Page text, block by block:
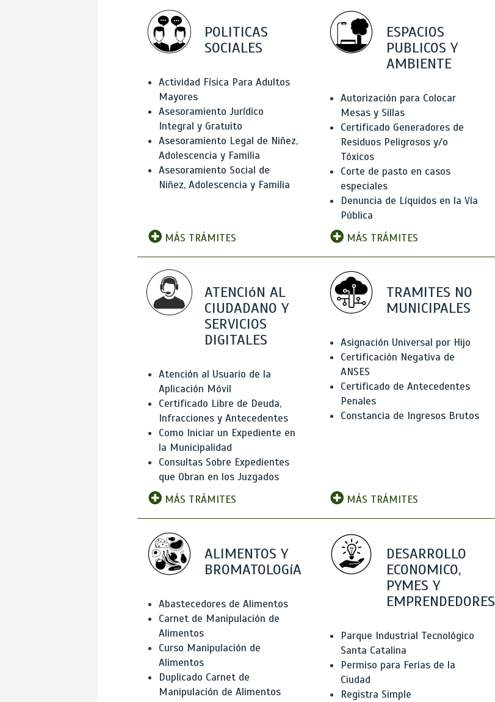
POLITICAS
SOCIALES
Actividad Física Para Adultos
Mayores
Asesoramiento Jurídico
Integral y Gratuito
Asesoramiento Legal de Niñez,
Adolescencia y Familia
Asesoramiento Social de
Niñez, Adolescencia y Familia
MÁS TRÁMITES
ESPACIOS
PUBLICOS Y
AMBIENTE
Autorización para Colocar
Mesas y Sillas
Certificado Generadores de
Residuos Peligrosos y/o
Tóxicos
Corte de pasto en casos
especiales
Denuncia de Líquidos en la Vía
Pública
MÁS TRÁMITES
ATENCIóN AL
CIUDADANO Y
SERVICIOS
DIGITALES
Atención al Usuario de la
Aplicación Móvil
Certificado Libre de Deuda,
Infracciones y Antecedentes
Como Iniciar un Expediente en
la Municipalidad
Consultas Sobre Expedientes
que Obran en los Juzgados
MÁS TRÁMITES
TRAMITES NO
MUNICIPALES
Asignación Universal por Hijo
Certificación Negativa de
ANSES
Certificado de Antecedentes
Penales
Constancia de Ingresos Brutos
MÁS TRÁMITES
ALIMENTOS Y
BROMATOLOGíA
Abastecedores de Alimentos
Carnet de Manipulación de
Alimentos
Curso Manipulación de
Alimentos
Duplicado Carnet de
Manipulación de Alimentos
DESARROLLO
ECONOMICO,
PYMES Y
EMPRENDEDORES
Parque Industrial Tecnológico
Santa Catalina
Permiso para Ferias de la
Ciudad
Registra Simple